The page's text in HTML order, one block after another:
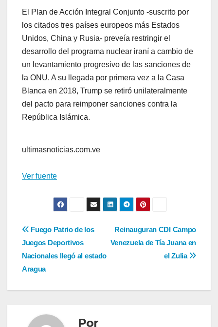
El Plan de Acción Integral Conjunto -suscrito por
los citados tres países europeos más Estados
Unidos, China y Rusia- preveía restringir el
desarrollo del programa nuclear iraní a cambio de
un levantamiento progresivo de las sanciones de
la ONU. A su llegada por primera vez a la Casa
Blanca en 2018, Trump se retiró unilateralmente
del pacto para reimponer sanciones contra la
República Islámica.
ultimasnoticias.com.ve
Ver fuente
Navegación
de
entradas
Reinauguran CDI Campo
Venezuela de Tía Juana en
el Zulia
Fuego Patrio de los
Juegos Deportivos
Nacionales llegó al estado
Aragua
Por